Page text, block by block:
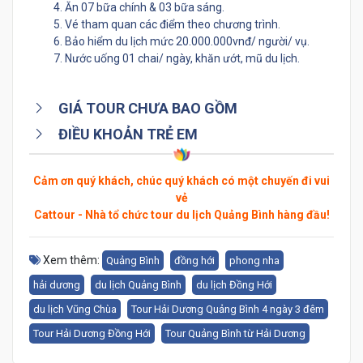
4. Ăn 07 bữa chính & 03 bữa sáng.
5. Vé tham quan các điểm theo chương trình.
6. Bảo hiểm du lịch mức 20.000.000vnđ/ người/ vụ.
7. Nước uống 01 chai/ ngày, khăn ướt, mũ du lịch.
GIÁ TOUR CHƯA BAO GỒM
ĐIỀU KHOẢN TRẺ EM
Cảm ơn quý khách, chúc quý khách có một chuyến đi vui
vẻ
Cattour - Nhà tổ chức tour du lịch Quảng Bình hàng đầu!
Xem thêm: Quảng Bình đồng hới
phong nha
hải dương
du lịch Quảng Bình
du lịch Đồng Hới
du lịch Vũng Chùa
Tour Hải Dương Quảng Bình 4 ngày 3 đêm
Tour Hải Dương Đồng Hới
Tour Quảng Bình từ Hải Dương